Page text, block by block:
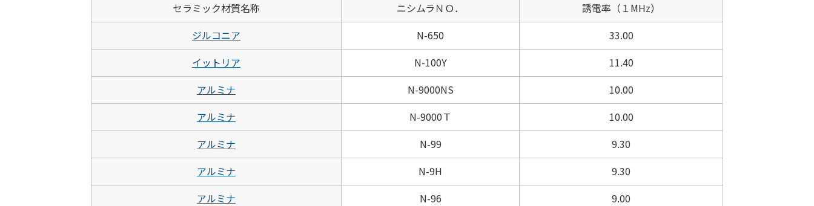
セラミック材質名称 ニシムラＮＯ．
誘電率（１MHz）
ジルコニア
N-650
33.00
イットリア
N-100Y
11.40
アルミナ
N-9000NS
10.00
アルミナ
N-9000Ｔ
10.00
アルミナ
N-99
9.30
アルミナ
N-9H
9.30
アルミナ
N-96
9.00